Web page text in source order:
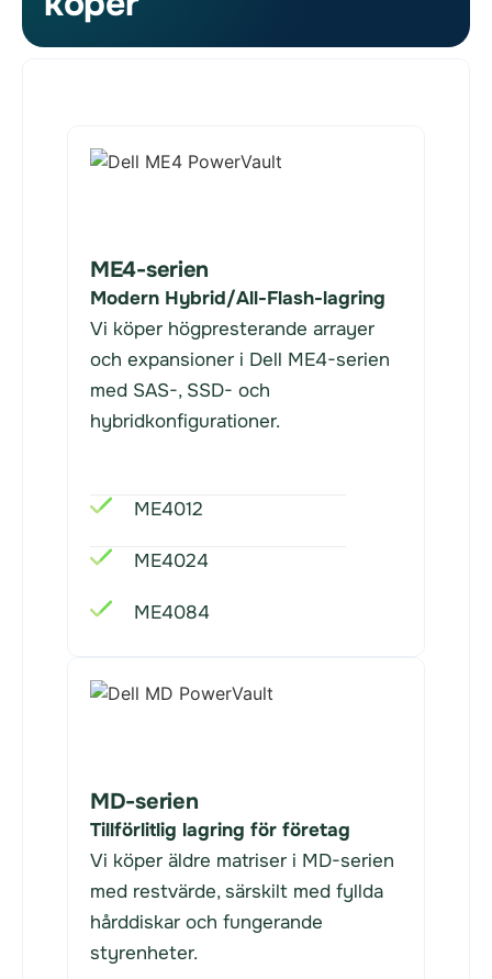
ME4-serien
Modern Hybrid/All-Flash-lagring
Vi köper högpresterande arrayer
och expansioner i Dell ME4-serien
med SAS-, SSD- och
hybridkonfigurationer.
ME4012
ME4024
ME4084
MD-serien
Tillförlitlig lagring för företag
Vi köper äldre matriser i MD-serien
med restvärde, särskilt med fyllda
hårddiskar och fungerande
styrenheter.